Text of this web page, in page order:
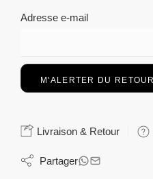
Adresse e-mail
Livraison & Retour
Partager